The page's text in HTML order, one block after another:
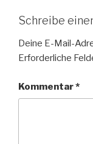
Schreibe
Deine E-Mail-
Erforderliche
Kommentar*